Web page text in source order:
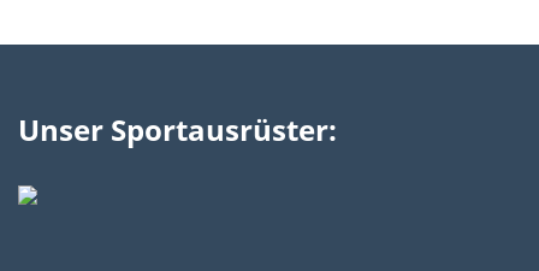
Unser Sportausrüster: